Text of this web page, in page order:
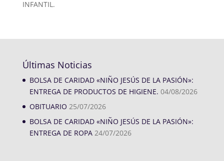
INFANTIL.
Últimas Noticias
BOLSA DE CARIDAD «NIÑO JESÚS DE LA PASIÓN»:
ENTREGA DE PRODUCTOS DE HIGIENE. 04/08/2026
OBITUARIO 25/07/2026
BOLSA DE CARIDAD «NIÑO JESÚS DE LA PASIÓN»:
ENTREGA DE ROPA 24/07/2026